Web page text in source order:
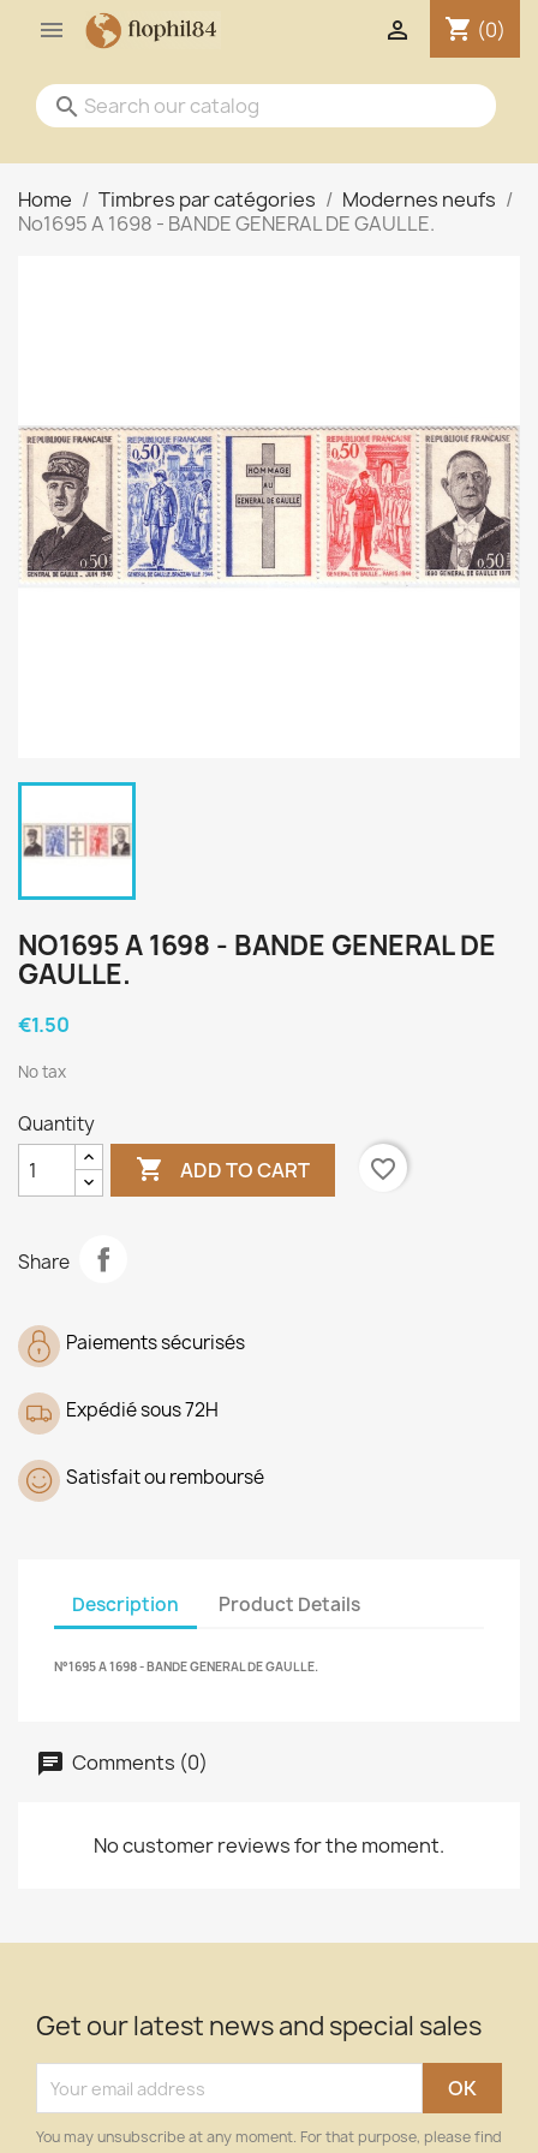
 shopping_cart (0)

search
Home Timbres par catégories
Modernes neufs
No1695 A 1698 - BANDE GENERAL DE GAULLE.
NO1695 A 1698 - BANDE GENERAL DE
GAULLE.
€1.50
No tax
Quantity
 ADD TO CART favorite_border
Share
Paiements sécurisés
Expédié sous 72H
Satisfait ou remboursé
Description Product Details
N°1695 A 1698 - BANDE GENERAL DE GAULLE.
Comments (0)
No customer reviews for the moment.
Get our latest news and special sales
You may unsubscribe at any moment. For that purpose, please find